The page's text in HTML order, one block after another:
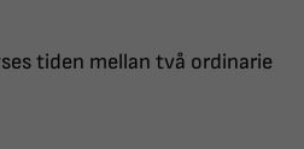
tiden mellan två ordinarie